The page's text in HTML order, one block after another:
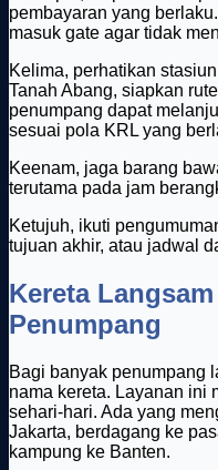
pembayaran yang
masuk gate agar tidak
Kelima, perhatikan
Tanah Abang, siapkan
penumpang dapat
sesuai pola KRL yang
Keenam, jaga barang
terutama pada jam
Ketujuh, ikuti
tujuan akhir, atau jadwal
Kereta
Penumpang
Bagi banyak penumpang
nama kereta. Layanan ini
sehari-hari. Ada yang
Jakarta, berdagang ke
kampung ke Banten.